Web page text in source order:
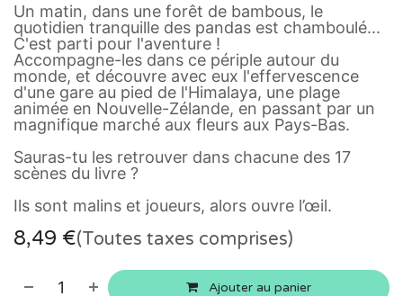
Un matin, dans une forêt de bambous, le
quotidien tranquille des pandas est chamboulé...
C'est parti pour l'aventure !
Accompagne-les dans ce périple autour du
monde, et découvre avec eux l'effervescence
d'une gare au pied de l'Himalaya, une plage
animée en Nouvelle-Zélande, en passant par un
magnifique marché aux fleurs aux Pays-Bas.
Sauras-tu les retrouver dans chacune des 17
scènes du livre ?
Ils sont malins et joueurs, alors ouvre l’œil.
8,49 €(Toutes taxes comprises)
Ajouter au panier